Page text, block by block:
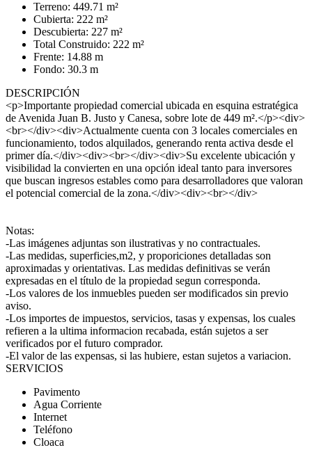
Terreno: 449.71 m²
Cubierta: 222 m²
Descubierta: 227 m²
Total Construido: 222 m²
Frente: 14.88 m
Fondo: 30.3 m
DESCRIPCIÓN
<p>Importante propiedad comercial ubicada en esquina estratégica
de Avenida Juan B. Justo y Canesa, sobre lote de 449 m².</p><div>
<br></div><div>Actualmente cuenta con 3 locales comerciales en
funcionamiento, todos alquilados, generando renta activa desde el
primer día.</div><div><br></div><div>Su excelente ubicación y
visibilidad la convierten en una opción ideal tanto para inversores
que buscan ingresos estables como para desarrolladores que valoran
el potencial comercial de la zona.</div><div><br></div>
Notas:
-Las imágenes adjuntas son ilustrativas y no contractuales.
-Las medidas, superficies,m2, y proporiciones detalladas son
aproximadas y orientativas. Las medidas definitivas se verán
expresadas en el título de la propiedad segun corresponda.
-Los valores de los inmuebles pueden ser modificados sin previo
aviso.
-Los importes de impuestos, servicios, tasas y expensas, los cuales
refieren a la ultima informacion recabada, están sujetos a ser
verificados por el futuro comprador.
-El valor de las expensas, si las hubiere, estan sujetos a variacion.
SERVICIOS
Pavimento
Agua Corriente
Internet
Teléfono
Cloaca